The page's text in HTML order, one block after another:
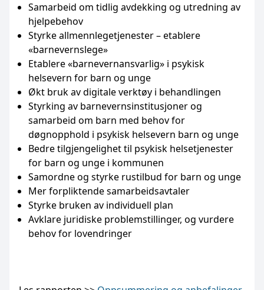
Samarbeid om tidlig avdekking og utredning av
hjelpebehov
Styrke allmennlegetjenester – etablere
«barnevernslege»
Etablere «barnevernansvarlig» i psykisk
helsevern for barn og unge
Økt bruk av digitale verktøy i behandlingen
Styrking av barnevernsinstitusjoner og
samarbeid om barn med behov for
døgnopphold i psykisk helsevern barn og unge
Bedre tilgjengelighet til psykisk helsetjenester
for barn og unge i kommunen
Samordne og styrke rustilbud for barn og unge
Mer forpliktende samarbeidsavtaler
Styrke bruken av individuell plan
Avklare juridiske problemstillinger, og vurdere
behov for lovendringer